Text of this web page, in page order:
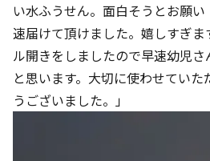
い水ふうせん。面白そうとお願
速届けて頂けました。嬉しすぎま
ル開きをしましたので早速幼児
と思います。大切に使わせていた
うございました。」